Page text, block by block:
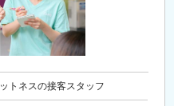
トネスの接客スタッフ